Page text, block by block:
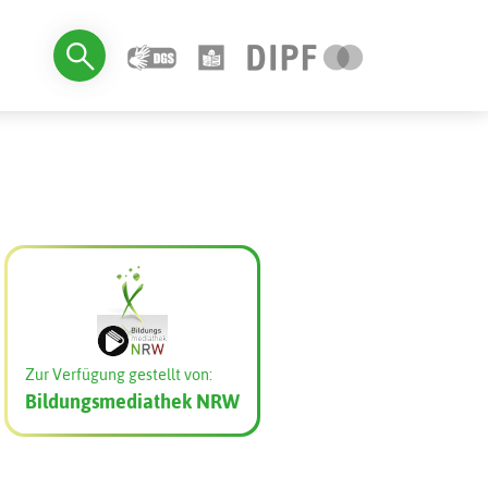
Zur Verfügung gestellt von:
Bildungsmediathek NRW